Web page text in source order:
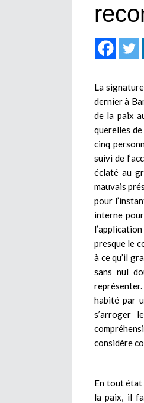
La
dernier à
de la paix
querelles
cinq
suivi de
éclaté au
mauvais
pour
interne
presque le
à ce qu’il
sans nul
habité par
s’arroger
considère
En tout état
la paix, il